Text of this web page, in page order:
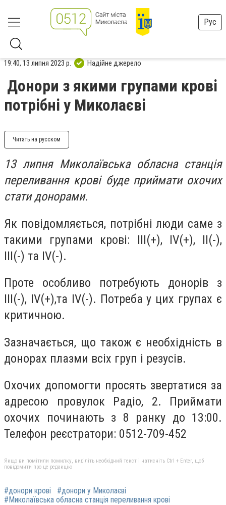
Рус
19:40, 13 липня 2023 р. Надійне джерело
Донори з якими групами крові
потрібні у Миколаєві
Читать на русском
13 липня Миколаївська обласна станція
переливання крові буде приймати охочих
стати донорами.
Як повідомляється, потрібні люди саме з
такими групами крові: III(+), IV(+), II(-),
III(-) та IV(-).
Проте особливо потребують донорів з
ІІІ(-), IV(+),та IV(-). Потреба у цих групах є
критичною.
Зазначається, що також є необхідність в
донорах плазми всіх груп і резусів.
Охочих допомогти просять звертатися за
адресою провулок Радіо, 2. Приймати
охочих починають з 8 ранку до 13:00.
Телефон реєстратори: 0512-709-452
Якщо ви помітили помилку, виділіть необхідний текст і натисніть Ctrl + Enter, щоб
повідомити про це редакцію
#донори крові
#донори у Миколаєві
#Миколаївська обласна станція переливання крові